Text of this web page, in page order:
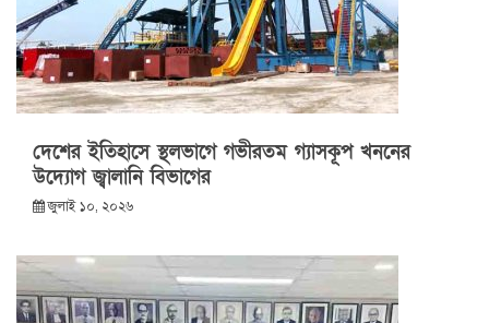
দেশের ইতিহাসে স্থলভাগে গভীরতম গ্যাসকূপ খননের
উদ্যোগ জ্বালানি বিভাগের
জুলাই ১০, ২০২৬